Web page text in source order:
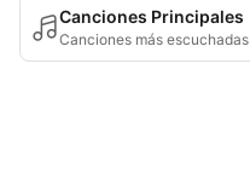
Canciones Principales
Canciones más escuchadas